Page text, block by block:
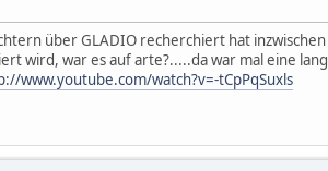
über GLADIO recherchiert hat
wird, war es auf arte?.....da war mal eine
www.youtube.com/watch?v=-tCpPqSuxls